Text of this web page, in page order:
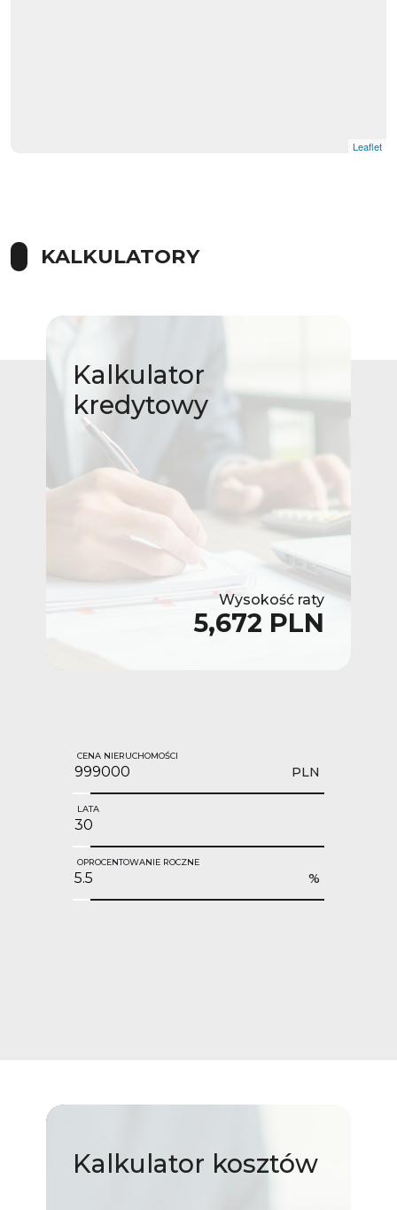
Leaflet
KALKULATORY
Kalkulator
kredytowy
Wysokość raty
5,672 PLN
CENA NIERUCHOMOŚCI
PLN
LATA
OPROCENTOWANIE ROCZNE
%
Kalkulator kosztów